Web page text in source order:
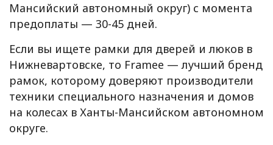
Мансийский автономный округ) с момента
предоплаты — 30-45 дней.
Если вы ищете рамки для дверей и люков в
Нижневартовске, то Framee — лучший бренд
рамок, которому доверяют производители
техники специального назначения и домов
на колесах в Ханты-Мансийском автономном
округе.